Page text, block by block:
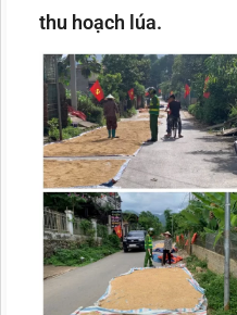
thu hoạch lúa.